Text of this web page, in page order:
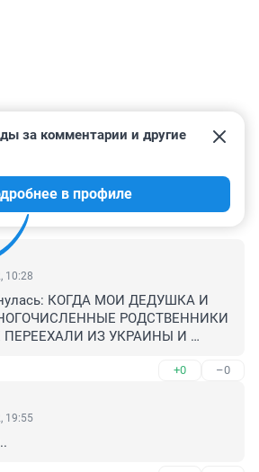
183
за комментарии и другие
в профиле
10:28
КОГДА МОИ ДЕДУШКА И
РОДСТВЕННИКИ
ПЕРЕЕХАЛИ ИЗ УКРАИНЫ И
И ЕГО БРАТЬЯ И СЕСТРЫ.ПО ЕГО
ЧТО Э ТОМ СЕЛЕ МНОГО
А ТЕПЕРЬ ПРОЧИТАВ
МОЛОДОМ ЧЕЛОВЕКЕ, Я
МОЕГО ОТЦА О ДРУЖНОЙ
+0 –0
19:55